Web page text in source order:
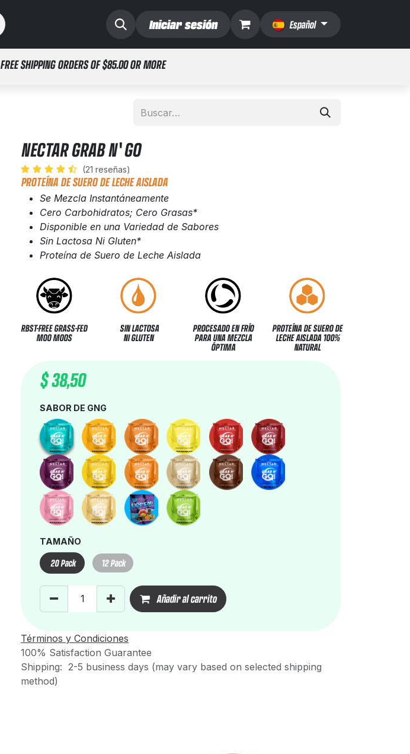
Iniciar sesión Español
FREE SHIPPING ORDERS OF $85.00 OR MORE
NECTAR GRAB N' GO
(21 reseñas)
PROTEÍNA DE SUERO DE LECHE AISLADA
Se Mezcla Instantáneamente
Cero Carbohidratos; Cero Grasas*
Disponible en una Variedad de Sabores
Sin Lactosa Ni Gluten*
Proteína de Suero de Leche Aislada​
RBST-FREE GRASS-FED
MOO MOOS
SIN LACTOSA
NI GLUTEN
PROCESADO EN FRÍO
PARA UNA MEZCLA
ÓPTIMA
PROTEÍNA DE SUERO DE
LECHE AISLADA 100%
NATURAL
$38,50
SABOR DE GNG
TAMAÑO
20 Pack 12 Pack
Añadir al carrito
Términos y Condiciones
100% Satisfaction Guarantee
Shipping: 2-5 business days (may vary based on selected shipping
method)